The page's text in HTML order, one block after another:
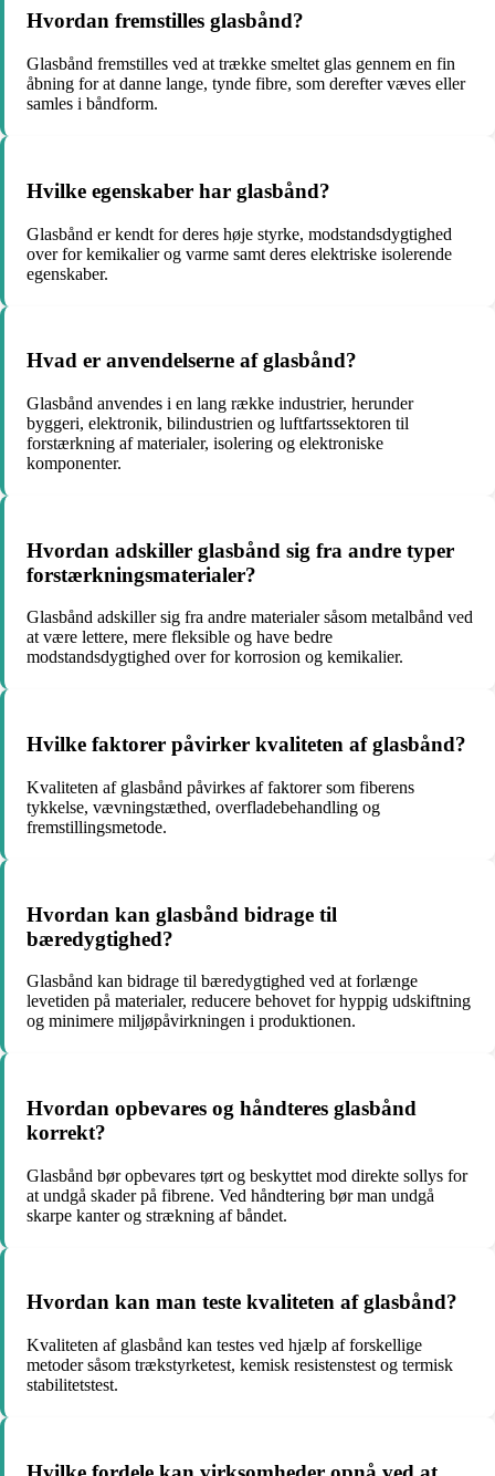
Hvordan fremstilles glasbånd?
Glasbånd fremstilles ved at trække smeltet glas gennem en fin
åbning for at danne lange, tynde fibre, som derefter væves eller
samles i båndform.
Hvilke egenskaber har glasbånd?
Glasbånd er kendt for deres høje styrke, modstandsdygtighed
over for kemikalier og varme samt deres elektriske isolerende
egenskaber.
Hvad er anvendelserne af glasbånd?
Glasbånd anvendes i en lang række industrier, herunder
byggeri, elektronik, bilindustrien og luftfartssektoren til
forstærkning af materialer, isolering og elektroniske
komponenter.
Hvordan adskiller glasbånd sig fra andre typer
forstærkningsmaterialer?
Glasbånd adskiller sig fra andre materialer såsom metalbånd ved
at være lettere, mere fleksible og have bedre
modstandsdygtighed over for korrosion og kemikalier.
Hvilke faktorer påvirker kvaliteten af glasbånd?
Kvaliteten af glasbånd påvirkes af faktorer som fiberens
tykkelse, vævningstæthed, overfladebehandling og
fremstillingsmetode.
Hvordan kan glasbånd bidrage til
bæredygtighed?
Glasbånd kan bidrage til bæredygtighed ved at forlænge
levetiden på materialer, reducere behovet for hyppig udskiftning
og minimere miljøpåvirkningen i produktionen.
Hvordan opbevares og håndteres glasbånd
korrekt?
Glasbånd bør opbevares tørt og beskyttet mod direkte sollys for
at undgå skader på fibrene. Ved håndtering bør man undgå
skarpe kanter og strækning af båndet.
Hvordan kan man teste kvaliteten af glasbånd?
Kvaliteten af glasbånd kan testes ved hjælp af forskellige
metoder såsom trækstyrketest, kemisk resistenstest og termisk
stabilitetstest.